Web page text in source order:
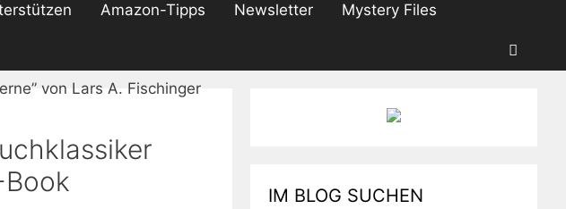
Amazon-Tipps Newsletter Mystery Files
IM BLOG SUCHEN